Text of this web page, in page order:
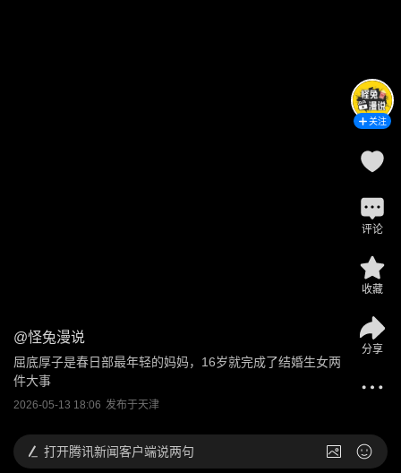
@怪兔漫说
屈底厚子是春日部最年轻的妈妈，16岁就完成了结婚生女两
件大事
2026-05-13 18:06 发布于天津
关注
评论
收藏
分享
打开腾讯新闻客户端说两句